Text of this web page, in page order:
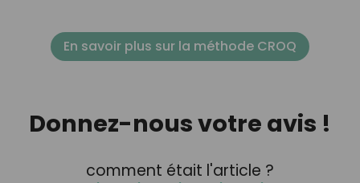
En savoir plus sur la méthode CROQ
Donnez-nous votre avis !
comment était l'article ?